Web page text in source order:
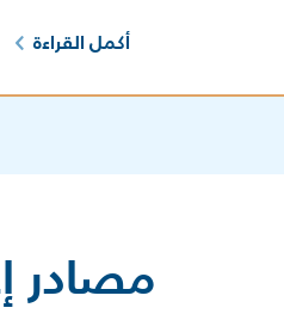
أكمل القراءة
مصادر